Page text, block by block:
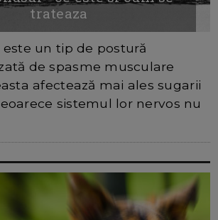
trateaza
un tip de postură
de spasme musculare
afectează mai ales sugarii
sistemul lor nervos nu